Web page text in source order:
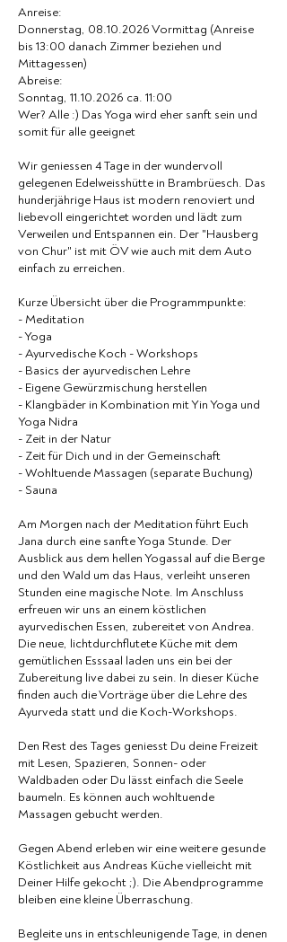
Anreise:
Donnerstag, 08.10.2026 Vormittag (Anreise
bis 13:00 danach Zimmer beziehen und
Mittagessen)
Abreise:
Sonntag, 11.10.2026 ca. 11:00
Wer? Alle :) Das Yoga wird eher sanft sein und
somit für alle geeignet
Wir geniessen 4 Tage in der wundervoll
gelegenen Edelweisshütte in Brambrüesch. Das
hunderjährige Haus ist modern renoviert und
liebevoll eingerichtet worden und lädt zum
Verweilen und Entspannen ein. Der "Hausberg
von Chur" ist mit ÖV wie auch mit dem Auto
einfach zu erreichen.
Kurze Übersicht über die Programmpunkte:
- Meditation
- Yoga
- Ayurvedische Koch - Workshops
- Basics der ayurvedischen Lehre
- Eigene Gewürzmischung herstellen
- Klangbäder in Kombination mit Yin Yoga und
Yoga Nidra
- Zeit in der Natur
- Zeit für Dich und in der Gemeinschaft
- Wohltuende Massagen (separate Buchung)
- Sauna
Am Morgen nach der Meditation führt Euch
Jana durch eine sanfte Yoga Stunde. Der
Ausblick aus dem hellen Yogassal auf die Berge
und den Wald um das Haus, verleiht unseren
Stunden eine magische Note. Im Anschluss
erfreuen wir uns an einem köstlichen
ayurvedischen Essen, zubereitet von Andrea.
Die neue, lichtdurchflutete Küche mit dem
gemütlichen Esssaal laden uns ein bei der
Zubereitung live dabei zu sein. In dieser Küche
finden auch die Vorträge über die Lehre des
Ayurveda statt und die Koch-Workshops.
Den Rest des Tages geniesst Du deine Freizeit
mit Lesen, Spazieren, Sonnen- oder
Waldbaden oder Du lässt einfach die Seele
baumeln. Es können auch wohltuende
Massagen gebucht werden.
Gegen Abend erleben wir eine weitere gesunde
Köstlichkeit aus Andreas Küche vielleicht mit
Deiner Hilfe gekocht ;). Die Abendprogramme
bleiben eine kleine Überraschung.
Begleite uns in entschleunigende Tage, in denen